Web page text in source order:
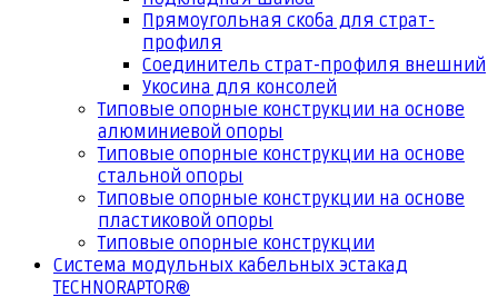
Прямоугольная скоба для страт-
профиля
Соединитель страт-профиля внешний
Укосина для консолей
Типовые опорные конструкции на основе
алюминиевой опоры
Типовые опорные конструкции на основе
стальной опоры
Типовые опорные конструкции на основе
пластиковой опоры
Типовые опорные конструкции
Система модульных кабельных эстакад
TECHNORAPTOR®